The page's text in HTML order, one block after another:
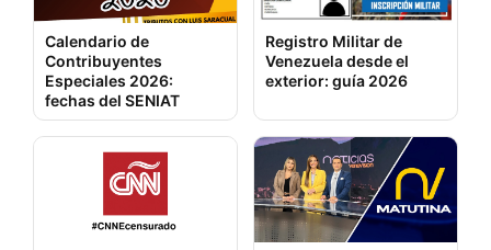
Calendario de
Contribuyentes
Especiales 2026:
fechas del SENIAT
Registro Militar de
Venezuela desde el
exterior: guía 2026